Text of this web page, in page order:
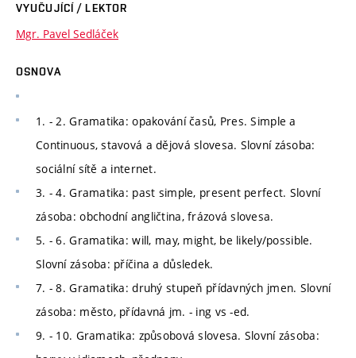
VYUČUJÍCÍ / LEKTOR
Mgr. Pavel Sedláček
OSNOVA
1. - 2. Gramatika: opakování časů, Pres. Simple a
Continuous, stavová a dějová slovesa. Slovní zásoba:
sociální sítě a internet.
3. - 4. Gramatika: past simple, present perfect. Slovní
zásoba: obchodní angličtina, frázová slovesa.
5. - 6. Gramatika: will, may, might, be likely/possible.
Slovní zásoba: příčina a důsledek.
7. - 8. Gramatika: druhý stupeň přídavných jmen. Slovní
zásoba: město, přídavná jm. - ing vs -ed.
9. - 10. Gramatika: způsobová slovesa. Slovní zásoba: